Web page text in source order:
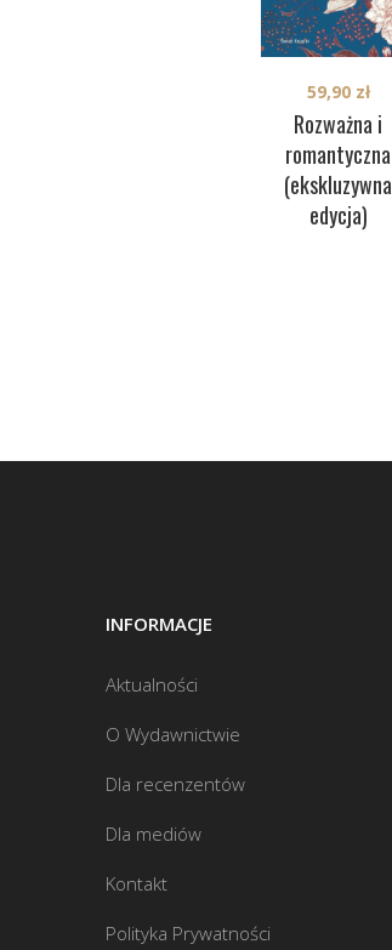
Rozważna i
romantyczna
(ekskluzywna
edycja)
59,90 zł
INFORMACJE
Aktualności
O Wydawnictwie
Dla recenzentów
Dla mediów
Kontakt
Polityka Prywatności